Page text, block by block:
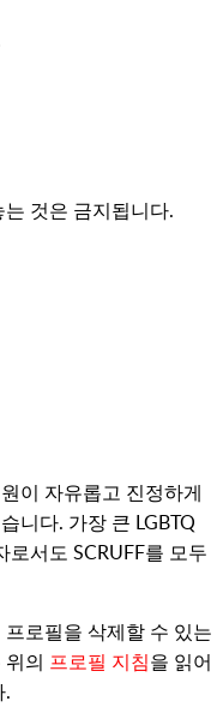
것은 금지됩니다.
이 자유롭고 진정하게
니다. 가장 큰 LGBTQ
서도 SCRUFF를 모두
로필을 삭제할 수 있는
의 프로필 지침을 읽어
.